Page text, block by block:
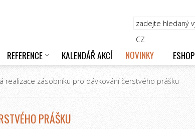
CZ
REFERENCE KALENDÁŘ AKCÍ NOVINKY ESHOP
realizace zásobníku pro dávkování čerstvého prášku
PRÁŠKU